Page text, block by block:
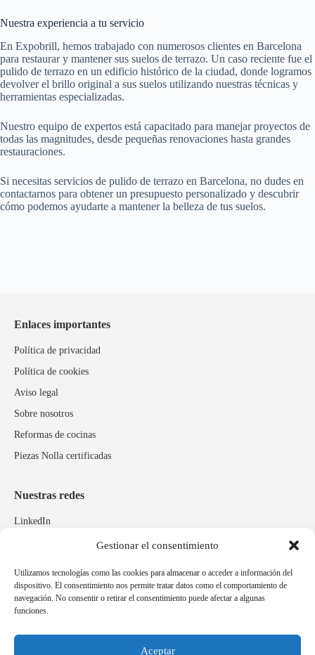
Gestionar el consentimiento
Utilizamos tecnologías como las cookies para almacenar o acceder a información del
dispositivo. El consentimiento nos permite tratar datos como el comportamiento de
navegación. No consentir o retirar el consentimiento puede afectar a algunas
funciones.
Aceptar
Nuestra experiencia a tu servicio
En Expobrill, hemos trabajado con numerosos clientes en Barcelona
para restaurar y mantener sus suelos de terrazo. Un caso reciente fue el
pulido de terrazo en un edificio histórico de la ciudad, donde logramos
devolver el brillo original a sus suelos utilizando nuestras técnicas y
herramientas especializadas.
Nuestro equipo de expertos está capacitado para manejar proyectos de
todas las magnitudes, desde pequeñas renovaciones hasta grandes
restauraciones.
Si necesitas servicios de pulido de terrazo en Barcelona, no dudes en
contactarnos para obtener un presupuesto personalizado y descubrir
cómo podemos ayudarte a mantener la belleza de tus suelos.
Enlaces importantes
Política de privacidad
Política de cookies
Aviso legal
Sobre nosotros
Reformas de cocinas
Piezas Nolla certificadas
Nuestras redes
LinkedIn
Marcas relacionadas